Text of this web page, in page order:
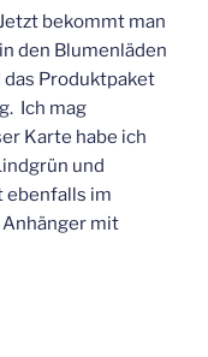
bekommt man
den Blumenläden
das Produktpaket
Ich mag
Karte habe ich
und
ebenfalls im
mit